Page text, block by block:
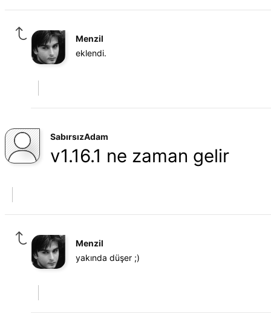
Menzil
eklendi.
SabırsızAdam
v1.16.1 ne zaman gelir
Menzil
yakında düşer ;)